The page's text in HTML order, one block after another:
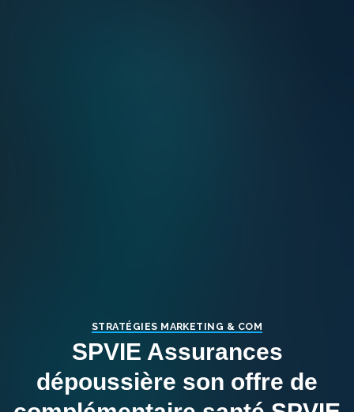
STRATÉGIES MARKETING & COM
SPVIE Assurances
dépoussière son offre de